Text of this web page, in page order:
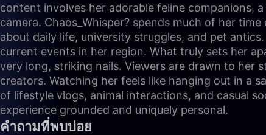
content involves her adorable feline companions,
camera. Chaos_Whisper? spends much of her
about daily life, university struggles, and pet
current events in her region. What truly sets her
very long, striking nails. Viewers are drawn to her
creators. Watching her feels like hanging out in a
of lifestyle vlogs, animal interactions, and casual
experience grounded and uniquely personal.
คำถามที่พบบ่อย